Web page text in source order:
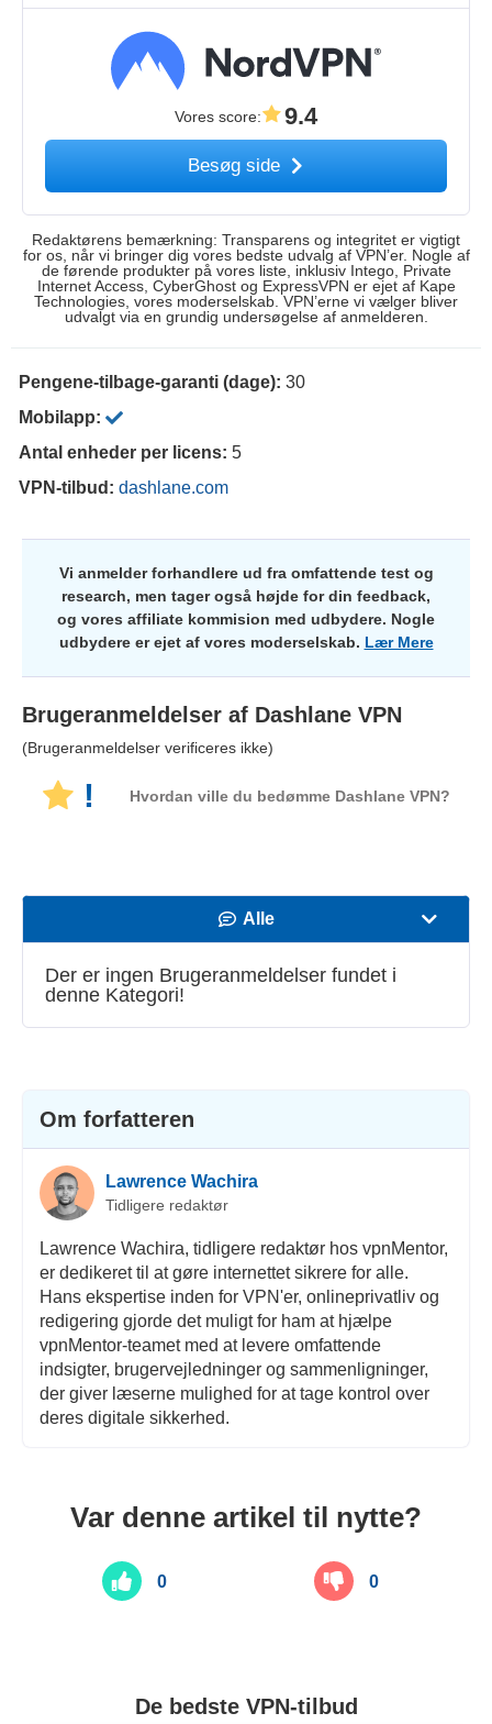
Vores score: 9.4
Besøg side
Redaktørens bemærkning: Transparens og integritet er vigtigt
for os, når vi bringer dig vores bedste udvalg af VPN’er. Nogle af
de førende produkter på vores liste, inklusiv Intego, Private
Internet Access, CyberGhost og ExpressVPN er ejet af Kape
Technologies, vores moderselskab. VPN’erne vi vælger bliver
udvalgt via en grundig undersøgelse af anmelderen.
Pengene-tilbage-garanti (dage): 30
Mobilapp:
Antal enheder per licens: 5
VPN-tilbud: dashlane.com
Vi anmelder forhandlere ud fra omfattende test og
research, men tager også højde for din feedback,
og vores affiliate kommision med udbydere. Nogle
udbydere er ejet af vores moderselskab. Lær Mere
Brugeranmeldelser af Dashlane VPN
(Brugeranmeldelser verificeres ikke)
! Hvordan ville du bedømme Dashlane VPN?
Alle
Hastighed
Der er ingen Brugeranmeldelser fundet i
denne Kategori!
Om forfatteren
Lawrence Wachira
Tidligere redaktør
Lawrence Wachira, tidligere redaktør hos vpnMentor,
er dedikeret til at gøre internettet sikrere for alle.
Hans ekspertise inden for VPN'er, onlineprivatliv og
redigering gjorde det muligt for ham at hjælpe
vpnMentor-teamet med at levere omfattende
indsigter, brugervejledninger og sammenligninger,
der giver læserne mulighed for at tage kontrol over
deres digitale sikkerhed.
Var denne artikel til nytte?
0 0
De bedste VPN-tilbud